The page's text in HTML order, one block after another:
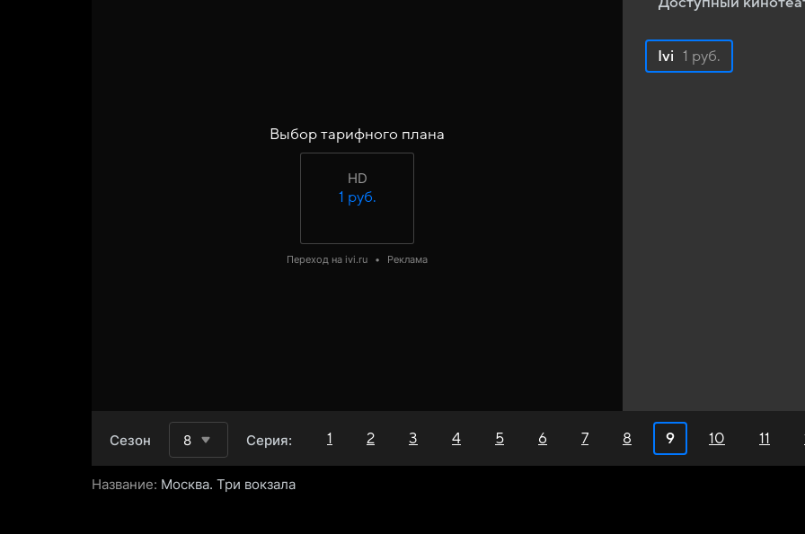
Выбор тарифного плана
HD
1 руб.
Переход на ivi.ru • Реклама
Ivi 1 руб.
Сезон 8 Серия: 1 2 3 4 5 6 7 8 9 10 11
Название: Москва. Три вокзала